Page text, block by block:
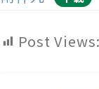
Post Views: